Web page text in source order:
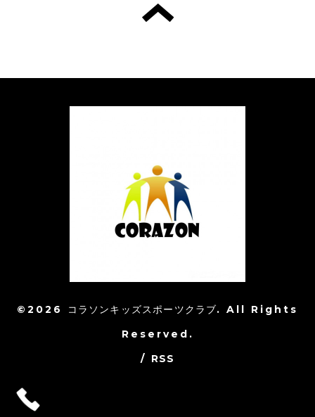
©2026 コラソンキッズスポーツクラブ. All Rights
Reserved.
/ RSS